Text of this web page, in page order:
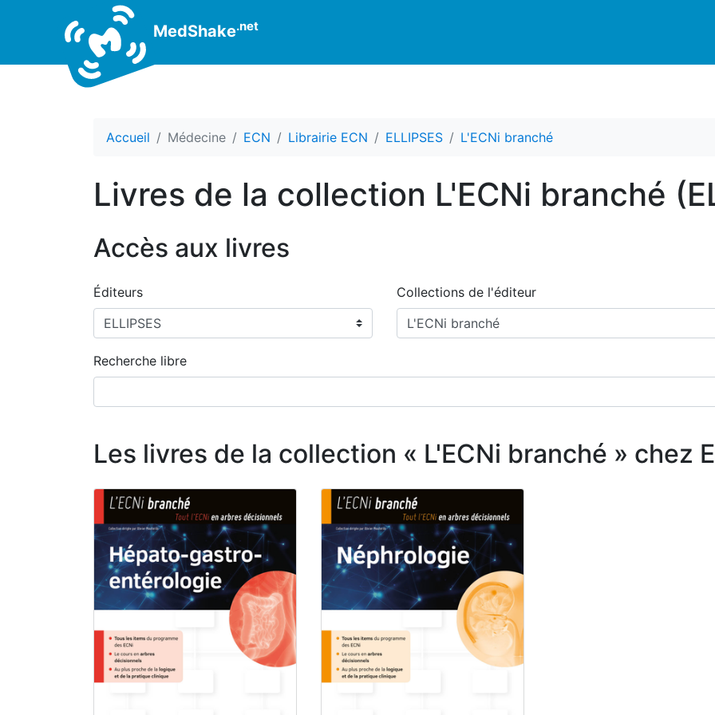
MedShake.net
Accueil Médecine ECN Librairie ECN ELLIPSES L'ECNi branché
Livres de la collection L'ECNi branché
Accès aux livres
Éditeurs Collections de l'éditeur
Recherche libre
Les livres de la collection « L'ECNi branché » chez